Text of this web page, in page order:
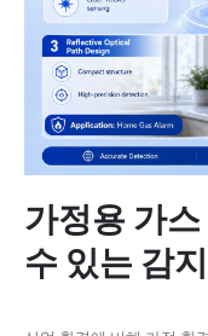
가정용 가
수 있는 감